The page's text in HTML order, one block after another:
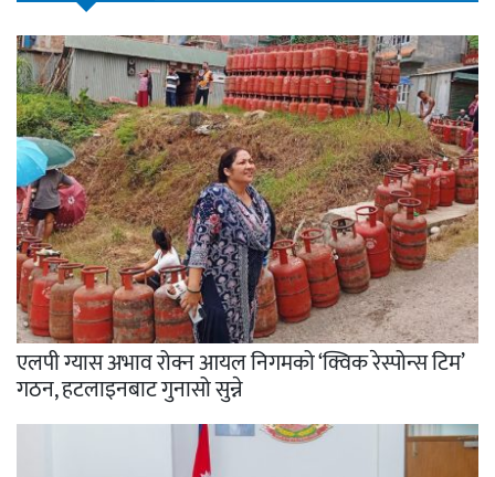
एलपी ग्यास अभाव रोक्न आयल निगमको ‘क्विक रेस्पोन्स टिम’
गठन, हटलाइनबाट गुनासो सुन्ने